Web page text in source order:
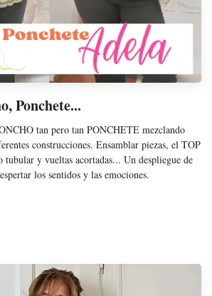
Ponchete...
tan pero tan PONCHETE mezclando
construcciones. Ensamblar piezas, el TOP
y vueltas acortadas... Un despliegue de
los sentidos y las emociones.